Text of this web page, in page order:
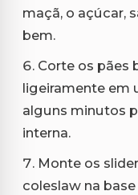
maçã, o açúcar,
bem.
Corte os pães
ligeiramente em
alguns minutos
interna.
Monte os
coleslaw na